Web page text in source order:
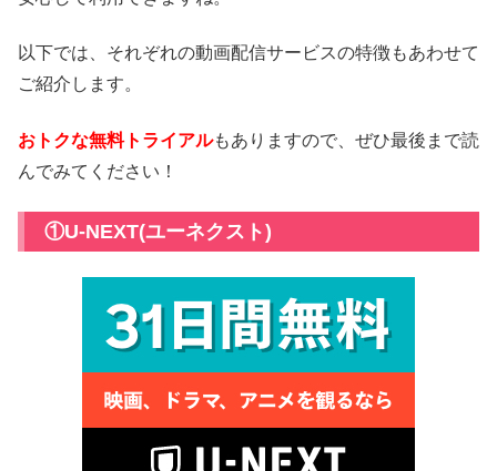
以下では、それぞれの動画配信サービスの特徴もあわせて
ご紹介します。
おトクな無料トライアルもありますので、ぜひ最後まで読
んでみてください！
①U-NEXT(ユーネクスト)